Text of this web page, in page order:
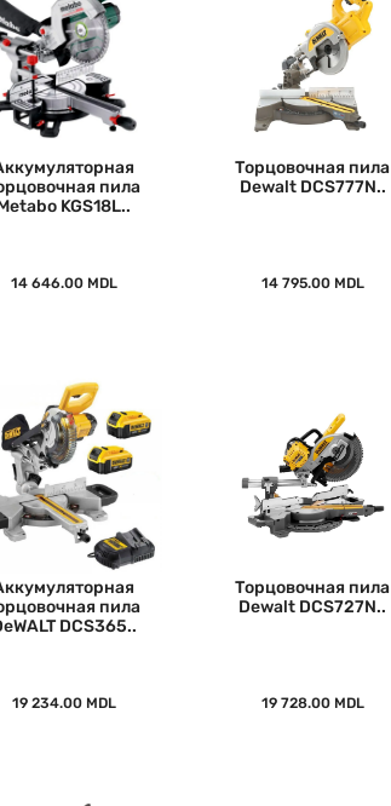
пила
KGS18L..
14 646.00 MDL
Торцовочная пила
Dewalt DCS777N..
14 795.00 MDL
пила
DCS365..
19 234.00 MDL
Торцовочная пила
Dewalt DCS727N..
19 728.00 MDL